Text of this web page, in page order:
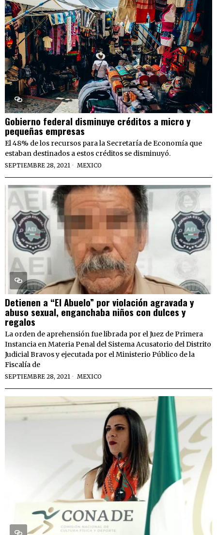
Gobierno federal disminuye créditos a micro y
pequeñas empresas
El 48% de los recursos para la Secretaría de Economía que
estaban destinados a estos créditos se disminuyó.
SEPTIEMBRE 28, 2021 MEXICO
Detienen a “El Abuelo” por violación agravada y
abuso sexual, enganchaba niños con dulces y
regalos
La orden de aprehensión fue librada por el Juez de Primera
Instancia en Materia Penal del Sistema Acusatorio del Distrito
Judicial Bravos y ejecutada por el Ministerio Público de la
Fiscalía de
SEPTIEMBRE 28, 2021 MEXICO